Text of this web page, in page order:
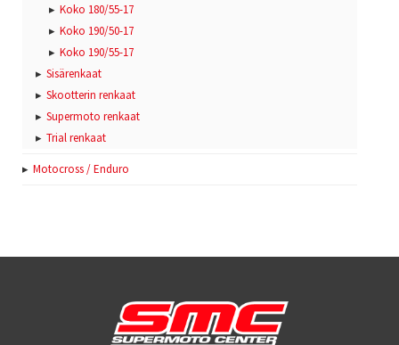
Koko 180/55-17
Koko 190/50-17
Koko 190/55-17
Sisärenkaat
Skootterin renkaat
Supermoto renkaat
Trial renkaat
Motocross / Enduro